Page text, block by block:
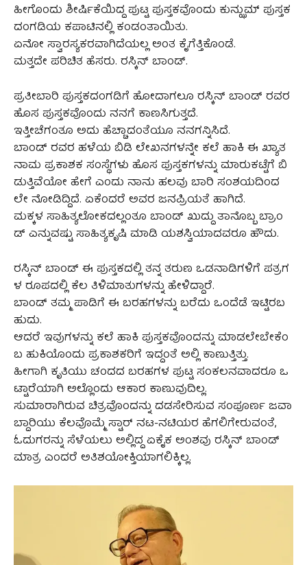
ಹೀಗೊಂದು ಶೀರ್ಷಿಕೆಯಿದ್ದ ಪುಟ್ಟ ಪುಸ್ತಕವೊಂದು ಕುನ್ಝುಮ್ ಪುಸ್ತಕ
ದಂಗಡಿಯ ಕಪಾಟಿನಲ್ಲಿ ಕಂಡಂತಾಯಿತು.
ಏನೋ ಸ್ವಾರಸ್ಯಕರವಾಗಿದೆಯಲ್ಲ ಅಂತ ಕೈಗೆತ್ತಿಕೊಂಡೆ.
ಮತ್ತದೇ ಪರಿಚಿತ ಹೆಸರು. ರಸ್ಕಿನ್ ಬಾಂಡ್.
ಪ್ರತೀಬಾರಿ ಪುಸ್ತಕದಂಗಡಿಗೆ ಹೋದಾಗಲೂ ರಸ್ಕಿನ್ ಬಾಂಡ್ ರವರ
ಹೊಸ ಪುಸ್ತಕವೊಂದು ನನಗೆ ಕಾಣಸಿಗುತ್ತದೆ.
ಇತ್ತೀಚೆಗಂತೂ ಅದು ಹೆಚ್ಚಾದಂತೆಯೂ ನನಗನ್ನಿಸಿದೆ.
ಬಾಂಡ್ ರವರ ಹಳೆಯ ಬಿಡಿ ಲೇಖನಗಳನ್ನೇ ಕಲೆ ಹಾಕಿ ಈ ಖ್ಯಾತ
ನಾಮ ಪ್ರಕಾಶಕ ಸಂಸ್ಥೆಗಳು ಹೊಸ ಪುಸ್ತಕಗಳನ್ನು ಮಾರುಕಟ್ಟೆಗೆ ಬಿ
ಡುತ್ತಿವೆಯೋ ಹೇಗೆ ಎಂದು ನಾನು ಹಲವು ಬಾರಿ ಸಂಶಯದಿಂದ
ಲೇ ನೋಡಿದ್ದಿದೆ. ಏಕೆಂದರೆ ಅವರ ಜನಪ್ರಿಯತೆ ಹಾಗಿದೆ.
ಮಕ್ಕಳ ಸಾಹಿತ್ಯಲೋಕದಲ್ಲಂತೂ ಬಾಂಡ್ ಖುದ್ದು ತಾನೊಬ್ಬ ಬ್ರಾಂ
ಡ್ ಎನ್ನುವಷ್ಟು ಸಾಹಿತ್ಯಕೃಷಿ ಮಾಡಿ ಯಶಸ್ವಿಯಾದವರೂ ಹೌದು.
ರಸ್ಕಿನ್ ಬಾಂಡ್ ಈ ಪುಸ್ತಕದಲ್ಲಿ ತನ್ನ ತರುಣ ಒಡನಾಡಿಗಳಿಗೆ ಪತ್ರಗ
ಳ ರೂಪದಲ್ಲಿ ಕೆಲ ತಿಳಿಮಾತುಗಳನ್ನು ಹೇಳಿದ್ದಾರೆ.
ಬಾಂಡ್ ತಮ್ಮ ಪಾಡಿಗೆ ಈ ಬರಹಗಳನ್ನು ಬರೆದು ಒಂದೆಡೆ ಇಟ್ಟಿರಬ
ಹುದು.
ಆದರೆ ಇವುಗಳನ್ನು ಕಲೆ ಹಾಕಿ ಪುಸ್ತಕವೊಂದನ್ನು ಮಾಡಲೇಬೇಕೆಂ
ಬ ಹುಕಿಯೊಂದು ಪ್ರಕಾಶಕರಿಗೆ ಇದ್ದಂತೆ ಅಲ್ಲಿ ಕಾಣುತ್ತಿತ್ತು.
ಹೀಗಾಗಿ ಕೃತಿಯು ಚಂದದ ಬರಹಗಳ ಪುಟ್ಟ ಸಂಕಲನವಾದರೂ ಒ
ಟ್ಟಾರೆಯಾಗಿ ಅಲ್ಲೊಂದು ಆಕಾರ ಕಾಣುವುದಿಲ್ಲ.
ಸುಮಾರಾಗಿರುವ ಚಿತ್ರವೊಂದನ್ನು ದಡಸೇರಿಸುವ ಸಂಪೂರ್ಣ ಜವಾ
ಬ್ದಾರಿಯು ಕೆಲವೊಮ್ಮೆ ಸ್ಟಾರ್ ನಟ-ನಟಿಯರ ಹೆಗಲಿಗೇರುವಂತೆ,
ಓದುಗರನ್ನು ಸೆಳೆಯಲು ಅಲ್ಲಿದ್ದ ಏಕೈಕ ಅಂಶವು ರಸ್ಕಿನ್ ಬಾಂಡ್
ಮಾತ್ರ ಎಂದರೆ ಅತಿಶಯೋಕ್ತಿಯಾಗಲಿಕ್ಕಿಲ್ಲ.